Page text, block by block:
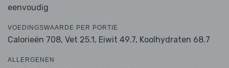
eenvoudig
VOEDINGSWAARDE PER PORTIE
Calorieën 708, Vet 25.1, Eiwit 49.7, Koolhydraten 68.7
ALLERGENEN